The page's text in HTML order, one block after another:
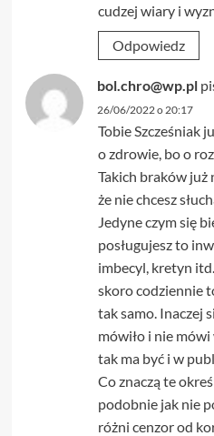
cudzej wiary i
Odpowiedz
bol.chro@wp.pl
26/06/2022 o 20:17
Tobie Szcześniak
o zdrowie, bo o
Takich braków już
że nie chcesz
Jedyne czym się
posługujesz to
imbecyl, kretyn
skoro codziennie
tak samo. Inaczej
mówiło i nie
tak ma być i w
Co znaczą te
podobnie jak nie
różni cenzor od